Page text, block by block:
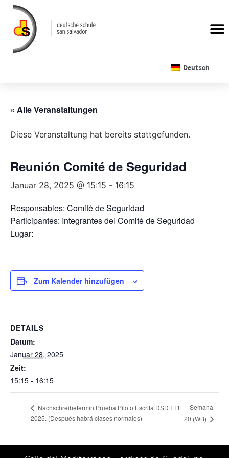
Deutsch
« Alle Veranstaltungen
Diese Veranstaltung hat bereits stattgefunden.
Reunión Comité de Seguridad
Januar 28, 2025 @ 15:15 - 16:15
Responsables: Comité de Seguridad
Participantes: Integrantes del Comité de Seguridad
Lugar:
Zum Kalender hinzufügen
DETAILS
Datum:
Januar 28, 2025
Zeit:
15:15 - 16:15
Nachschreibetermin Prueba Piloto Escrita DSD I T1
2025. (Después habrá clases normales)
Semana
20 (WB)